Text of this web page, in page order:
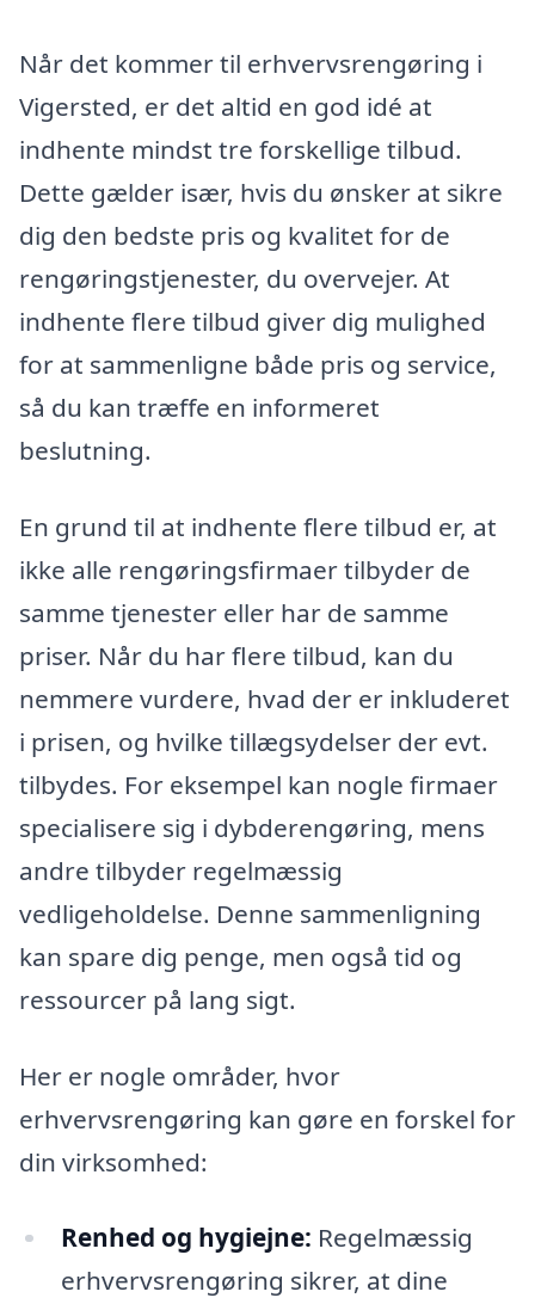
Når det kommer til erhvervsrengøring i
Vigersted, er det altid en god idé at
indhente mindst tre forskellige tilbud.
Dette gælder især, hvis du ønsker at sikre
dig den bedste pris og kvalitet for de
rengøringstjenester, du overvejer. At
indhente flere tilbud giver dig mulighed
for at sammenligne både pris og service,
så du kan træffe en informeret
beslutning.
En grund til at indhente flere tilbud er, at
ikke alle rengøringsfirmaer tilbyder de
samme tjenester eller har de samme
priser. Når du har flere tilbud, kan du
nemmere vurdere, hvad der er inkluderet
i prisen, og hvilke tillægsydelser der evt.
tilbydes. For eksempel kan nogle firmaer
specialisere sig i dybderengøring, mens
andre tilbyder regelmæssig
vedligeholdelse. Denne sammenligning
kan spare dig penge, men også tid og
ressourcer på lang sigt.
Her er nogle områder, hvor
erhvervsrengøring kan gøre en forskel for
din virksomhed:
Renhed og hygiejne: Regelmæssig
erhvervsrengøring sikrer, at dine